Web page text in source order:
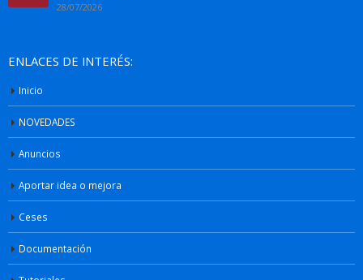
28/07/2026
ENLACES DE INTERÉS:
Inicio
NOVEDADES
Anuncios
Aportar idea o mejora
Ceses
Documentación